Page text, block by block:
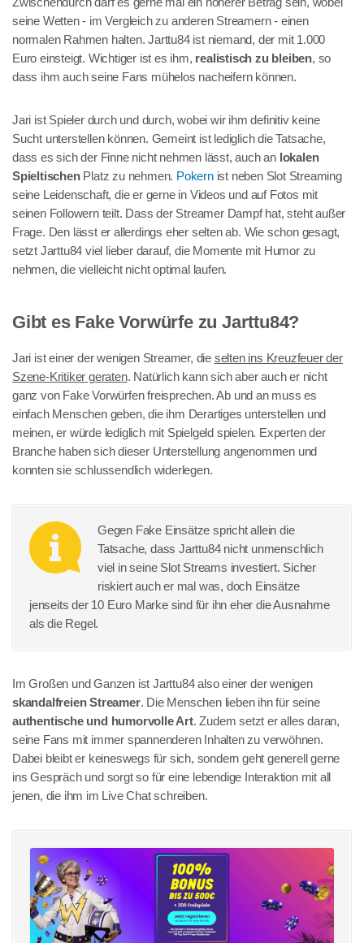
seine Wetten - im Vergleich zu anderen Streamern - einen
normalen Rahmen halten. Jarttu84 ist niemand, der mit 1.000
Euro einsteigt. Wichtiger ist es ihm, realistisch zu bleiben, so
dass ihm auch seine Fans mühelos nacheifern können.
Jari ist Spieler durch und durch, wobei wir ihm definitiv keine
Sucht unterstellen können. Gemeint ist lediglich die Tatsache,
dass es sich der Finne nicht nehmen lässt, auch an lokalen
SpieltischenPlatz zu nehmen. Pokernist neben Slot Streaming
seine Leidenschaft, die er gerne in Videos und auf Fotos mit
seinen Followern teilt. Dass der Streamer Dampf hat, steht außer
Frage. Den lässt er allerdings eher selten ab. Wie schon gesagt,
setzt Jarttu84 viel lieber darauf, die Momente mit Humor zu
nehmen, die vielleicht nicht optimal laufen.
Gibt es Fake Vorwürfe zu Jarttu84?
Jari ist einer der wenigen Streamer, die selten ins Kreuzfeuer der
Szene-Kritiker geraten. Natürlich kann sich aber auch er nicht
ganz von Fake Vorwürfen freisprechen. Ab und an muss es
einfach Menschen geben, die ihm Derartiges unterstellen und
meinen, er würde lediglich mit Spielgeld spielen. Experten der
Branche haben sich dieser Unterstellung angenommen und
konnten sie schlussendlich widerlegen.
Gegen Fake Einsätze spricht allein die
Tatsache, dass Jarttu84 nicht unmenschlich
viel in seine Slot Streams investiert. Sicher
riskiert auch er mal was, doch Einsätze
jenseits der 10 Euro Marke sind für ihn eher die Ausnahme
als die Regel.
Im Großen und Ganzen ist Jarttu84 also einer der wenigen
skandalfreien Streamer. Die Menschen lieben ihn für seine
authentische und humorvolle Art. Zudem setzt er alles daran,
seine Fans mit immer spannenderen Inhalten zu verwöhnen.
Dabei bleibt er keineswegs für sich, sondern geht generell gerne
ins Gespräch und sorgt so für eine lebendige Interaktion mit all
jenen, die ihm im Live Chat schreiben.